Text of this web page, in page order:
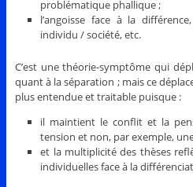
problématique phallique ;
l’angoisse face à la
individu / société, etc.
C’est une théorie-symptôme qui
quant à la séparation ; mais ce
plus entendue et traitable puisque :
il maintient le conflit et la
tension et non, par exemple,
et la multiplicité des thèses
individuelles face à la